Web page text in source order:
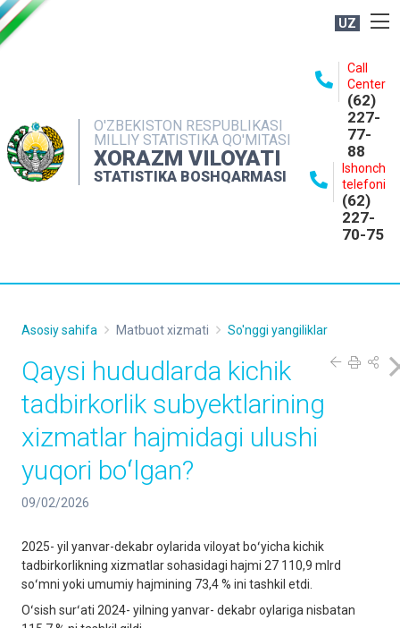
UZ
O'ZBEKISTON RESPUBLIKASI
MILLIY STATISTIKA QO'MITASI
XORAZM VILOYATI
STATISTIKA BOSHQARMASI
Call
Center
(62)
227-
77-
88
Ishonch
telefoni
(62)
227-
70-75
NASHRLAR
INTERAKTIV XIZMATLAR
MATBUOT XIZMATI
Asosiy sahifa Matbuot xizmati So'nggi yangiliklar
Qaysi hududlarda kichik
tadbirkorlik subyektlarining
xizmatlar hajmidagi ulushi
yuqori boʻlgan?
09/02/2026
2025- yil yanvar-dekabr oylarida viloyat boʻyicha kichik
tadbirkorlikning xizmatlar sohasidagi hajmi 27 110,9 mlrd
soʻmni yoki umumiy hajmining 73,4 % ini tashkil etdi.
Oʻsish surʻati 2024- yilning yanvar- dekabr oylariga nisbatan